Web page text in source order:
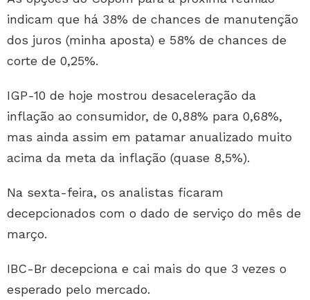
indicam que há 38% de chances de manutenção
dos juros (minha aposta) e 58% de chances de
corte de 0,25%.
IGP-10 de hoje mostrou desaceleração da
inflação ao consumidor, de 0,88% para 0,68%,
mas ainda assim em patamar anualizado muito
acima da meta da inflação (quase 8,5%).
Na sexta-feira, os analistas ficaram
decepcionados com o dado de serviço do mês de
março.
IBC-Br decepciona e cai mais do que 3 vezes o
esperado pelo mercado.